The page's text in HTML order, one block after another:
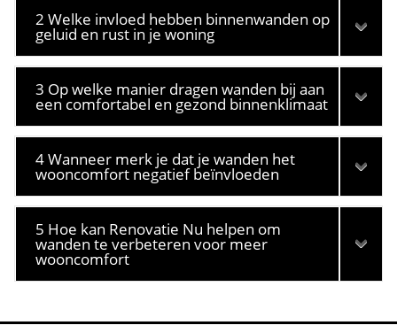
2 Welke invloed hebben binnenwanden op
geluid en rust in je woning
3 Op welke manier dragen wanden bij aan
een comfortabel en gezond binnenklimaat
4 Wanneer merk je dat je wanden het
wooncomfort negatief beïnvloeden
5 Hoe kan Renovatie Nu helpen om
wanden te verbeteren voor meer
wooncomfort